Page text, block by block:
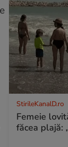
StirileKanalD.ro
Femeie
făcea plajă: